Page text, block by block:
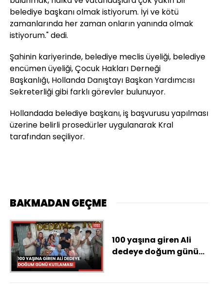
belediye başkanı olmak istiyorum. İyi ve kötü
zamanlarında her zaman onların yanında olmak
istiyorum." dedi.
Şahinin kariyerinde, belediye meclis üyeliği, belediye
encümen üyeliği, Çocuk Hakları Derneği
Başkanlığı, Hollanda Danıştayı Başkan Yardımcısı
Sekreterliği gibi farklı görevler bulunuyor.
Hollandada belediye başkanı, iş başvurusu yapılması
üzerine belirli prosedürler uygulanarak Kral
tarafından seçiliyor.
BAKMADAN GEÇME
100 yaşına giren Ali
dedeye doğum günü